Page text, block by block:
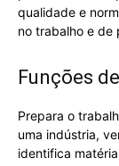
qualidade e
no trabalho e de
Funções
Prepara o
uma indústria,
identifica